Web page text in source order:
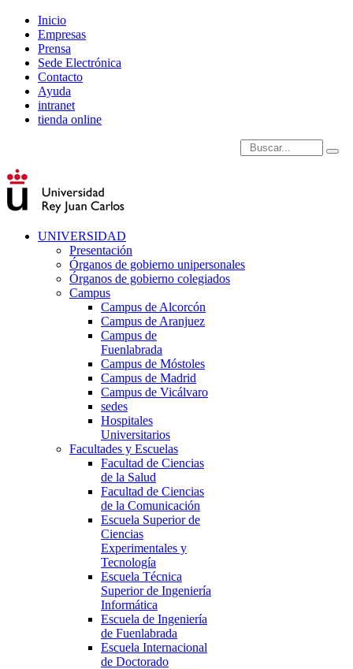
Inicio
Empresas
Prensa
Sede Electrónica
Contacto
Ayuda
intranet
tienda online
Introduce términos de
UNIVERSIDAD
Presentación
Órganos de gobierno unipersonales
Órganos de gobierno colegiados
Campus
Campus de Alcorcón
Campus de Aranjuez
Campus de
Fuenlabrada
Campus de Móstoles
Campus de Madrid
Campus de Vicálvaro
sedes
Hospitales
Universitarios
Facultades y Escuelas
Facultad de Ciencias
de la Salud
Facultad de Ciencias
de la Comunicación
Escuela Superior de
Ciencias
Experimentales y
Tecnología
Escuela Técnica
Superior de Ingeniería
Informática
Escuela de Ingeniería
de Fuenlabrada
Escuela Internacional
de Doctorado